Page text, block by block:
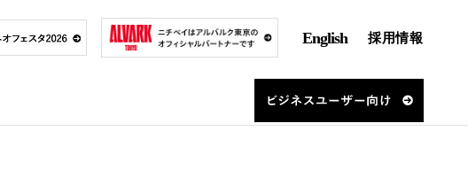
English 採用情報